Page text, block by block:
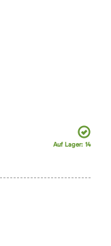
Auf Lager: 14